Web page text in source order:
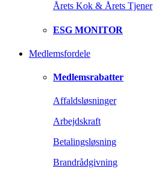
Årets Kok & Årets Tjener
ESG MONITOR
Medlemsfordele
Medlemsrabatter
Affaldsløsninger
Arbejdskraft
Betalingsløsning
Brandrådgivning